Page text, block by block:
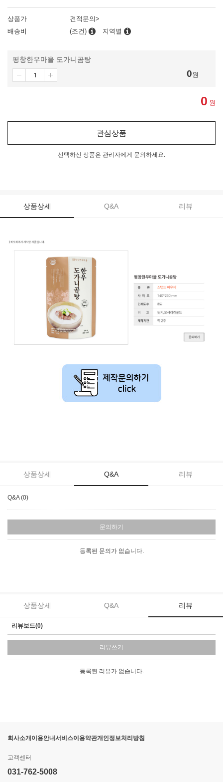
상품가
견적문의>
배송비
(조건) 지역별
평창한우마을 도가니곰탕
0원
0 원
관심상품
선택하신 상품은 관리자에게 문의하세요.
상품상세 Q&A 리뷰
상품상세 Q&A 리뷰
Q&A (0)
문의하기
등록된 문의가 없습니다.
상품상세 Q&A 리뷰
리뷰보드(0)
리뷰쓰기
등록된 리뷰가 없습니다.
회사소개이용안내서비스이용약관개인정보처리방침
고객센터
031-762-5008